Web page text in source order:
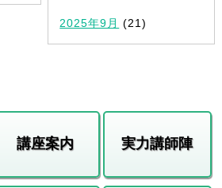
2025年9月 (21)
講座案内 実力講師陣